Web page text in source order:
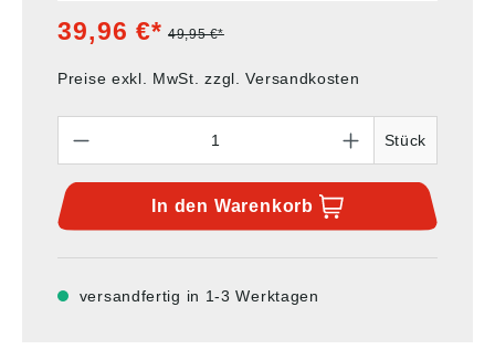
39,96 €* 49,95 €*
Preise exkl. MwSt. zzgl. Versandkosten
Stück
In den Warenkorb
versandfertig in 1-3 Werktagen